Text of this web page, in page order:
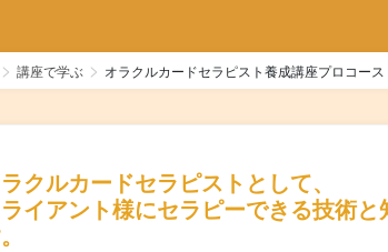
講座で学ぶ オラクルカードセラピスト養成講座プロコース
クルカードセラピストとして、
イアント様にセラピーできる技術